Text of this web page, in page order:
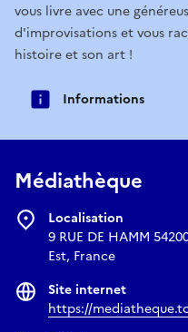
vous livre avec une
d'improvisations et vous
histoire et son art !
Informations
Médiathèque
Localisation
9 RUE DE HAMM
Est, France
Site internet
https://